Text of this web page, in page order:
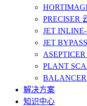
PRECISER
JET
JET
ASEPTICER
PLANT
BALANCER
解决⽅案
知识中心